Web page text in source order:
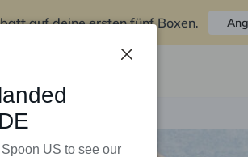
auf deine ersten fünf Boxen.
US to see our